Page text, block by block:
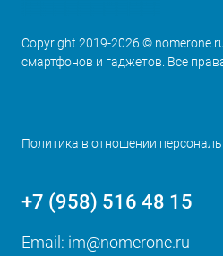
Copyright 2019-2026 ©
смартфонов и гаджетов. Все
Политика в отношении
+7 (958) 516 48 15
Email: im@nomerone.ru